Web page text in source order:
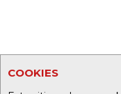
COOKIES